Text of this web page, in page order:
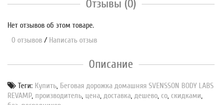
Отзывы (0)
Нет отзывов об этом товаре.
0 отзывов / Написать отзыв
Описание
Теги: Купить, Беговая дорожка домашняя SVENSSON BODY LABS
REVAMP, производитель, цена, доставка, дешево, со, скидками,